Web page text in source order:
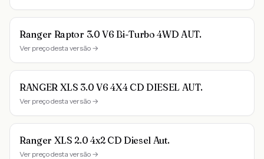
Ranger Raptor 3.0 V6 Bi-Turbo 4WD AUT.
Ver preço desta versão →
RANGER XLS 3.0 V6 4X4 CD DIESEL AUT.
Ver preço desta versão →
Ranger XLS 2.0 4x2 CD Diesel Aut.
Ver preço desta versão →